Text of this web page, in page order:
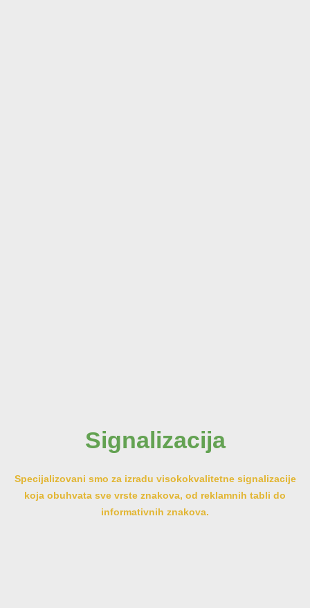
Signalizacija
Specijalizovani smo za izradu visokokvalitetne signalizacije
koja obuhvata sve vrste znakova, od reklamnih tabli do
informativnih znakova.